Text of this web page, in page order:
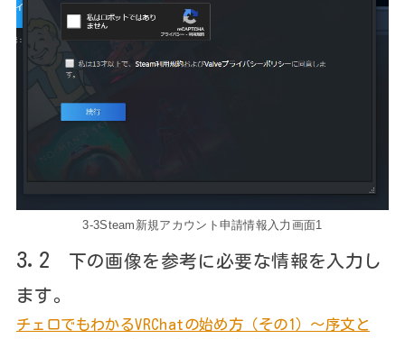
3-3Steam新規アカウント申請情報入力画面1
3.2 下の画像を参考に必要な情報を入力し
ます。
チェロでもわかるVRChatの始め方（その1）～序文と